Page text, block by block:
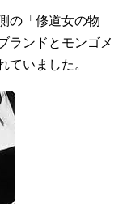
の「修道女の物
ランドとモンゴメ
ていました。